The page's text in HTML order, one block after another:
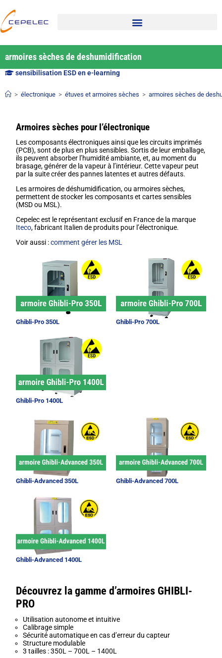
armoires sèches de deshumidification
sensibilisation ESD en e-learning
> électronique > étuves et armoires sèches > armoires sèches de
Armoires sèches pour l’électronique
Les composants électroniques ainsi que les circuits imprimés
(PCB), sont de plus en plus sensibles. Sortis de leur emballage,
ils peuvent absorber l’humidité ambiante, et, au moment du
brasage, générer de la vapeur à l’intérieur. Cette vapeur peut
par la suite créer des pannes latentes et autres défauts.
Les armoires de déshumidification, ou armoires sèches,
permettent de stocker les composants et cartes sensibles
(MSD ou MSL).
Cepelec est le représentant exclusif en France de la marque
Iteco, fabricant Italien de produits pour l’électronique.
Voir aussi :comment gérer les MSL
Ghibli-Pro 350L Ghibli-Pro 700L
Ghibli-Pro 1400L
Ghibli-Advanced 350L Ghibli-Advanced 700L
Ghibli-Advanced 1400L
Découvrez la gamme d’armoires GHIBLI-
PRO
Utilisation autonome et intuitive
Calibrage simple
Sécurité automatique en cas d’erreur du capteur
Structure modulable
3 tailles : 350L – 700L – 1400L